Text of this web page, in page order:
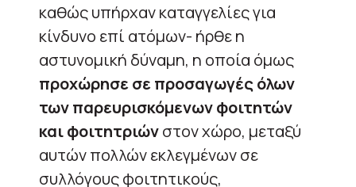
καθώς υπήρχαν καταγγελίες για
κίνδυνο επί ατόμων- ήρθε η
αστυνομική δύναμη, η οποία όμως
προχώρησε σε προσαγωγές όλων
των παρευρισκόμενων φοιτητών
και φοιτητριώνστον χώρο, μεταξύ
αυτών πολλών εκλεγμένων σε
συλλόγους φοιτητικούς,